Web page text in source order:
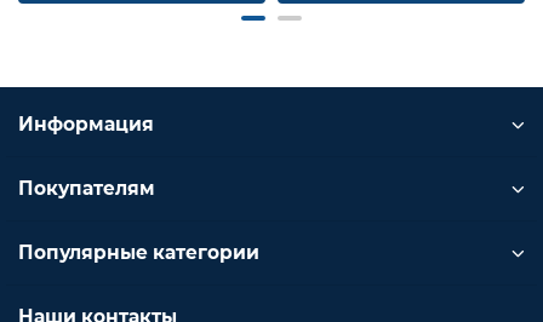
Информация
Покупателям
Популярные категории
Наши контакты